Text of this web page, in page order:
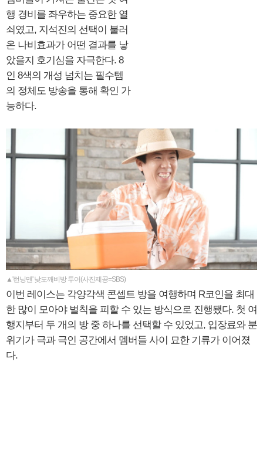
행 경비를 좌우하는 중요한 열
쇠였고, 지석진의 선택이 불러
온 나비효과가 어떤 결과를 낳
았을지 호기심을 자극한다. 8
인 8색의 개성 넘치는 필수템
의 정체도 방송을 통해 확인 가
능하다.
▲'런닝맨' 낮도깨비방 투어(사진제공=SBS)
이번 레이스는 각양각색 콘셉트 방을 여행하며 R코인을 최대
한 많이 모아야 벌칙을 피할 수 있는 방식으로 진행됐다. 첫 여
행지부터 두 개의 방 중 하나를 선택할 수 있었고, 입장료와 분
위기가 극과 극인 공간에서 멤버들 사이 묘한 기류가 이어졌
다.